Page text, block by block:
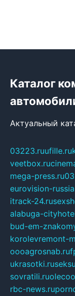
Каталог
Актуальный
03223.ruufille.ru
veetbox.ru
mega-press.ru
eurovision-
itrack-24.ru
alabuga-
bud-em-
korolevremont-
oooagrosnab.ru
ukrasotki.ru
sovratili.ru
rbc-news.ru